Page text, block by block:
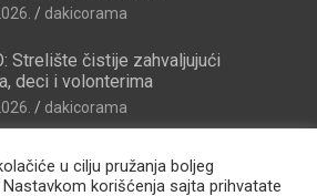
dakicorama
Strelište čistije zahvaljujući
deci i volonterima
dakicorama
u cilju pružanja boljeg
korišćenja sajta prihvatate